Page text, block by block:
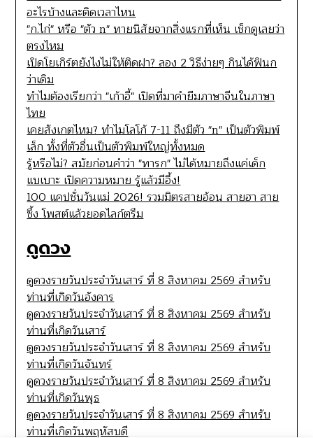
อะไรบ้างและติดเวลาไหน
"ก.ไก่" หรือ "ตัว n" ทายนิสัยจากสิ่งแรกที่เห็น เช็กดูเลยว่า
ตรงไหม
เปิดโยเกิร์ตยังไงไม่ให้ติดฝา? ลอง 2 วิธีง่ายๆ กินได้ฟินก
ว่าเดิม
ทำไมต้องเรียกว่า "เก้าอี้" เปิดที่มาคำยืมภาษาจีนในภาษา
ไทย
เคยสังเกตไหม? ทำไมโลโก้ 7-11 ถึงมีตัว "n" เป็นตัวพิมพ์
เล็ก ทั้งที่ตัวอื่นเป็นตัวพิมพ์ใหญ่ทั้งหมด
รู้หรือไม่? สมัยก่อนคำว่า "ทารก" ไม่ได้หมายถึงแค่เด็ก
แบเบาะ เปิดความหมาย รู้แล้วมีอึ้ง!
100 แคปชั่นวันแม่ 2026! รวมมิตรสายอ้อน สายฮา สาย
ซึ้ง โพสต์แล้วยอดไลก์ตรึม
ดูดวง
ดูดวงรายวันประจำวันเสาร์ ที่ 8 สิงหาคม 2569 สำหรับ
ท่านที่เกิดวันอังคาร
ดูดวงรายวันประจำวันเสาร์ ที่ 8 สิงหาคม 2569 สำหรับ
ท่านที่เกิดวันเสาร์
ดูดวงรายวันประจำวันเสาร์ ที่ 8 สิงหาคม 2569 สำหรับ
ท่านที่เกิดวันจันทร์
ดูดวงรายวันประจำวันเสาร์ ที่ 8 สิงหาคม 2569 สำหรับ
ท่านที่เกิดวันพุธ
ดูดวงรายวันประจำวันเสาร์ ที่ 8 สิงหาคม 2569 สำหรับ
ท่านที่เกิดวันพฤหัสบดี